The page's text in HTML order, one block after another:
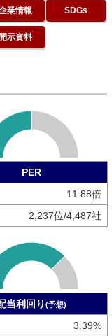
業情報 SDGs
開示資料
PER
11.88倍
2,237位/4,487社
当利回り (予想)
3.39%